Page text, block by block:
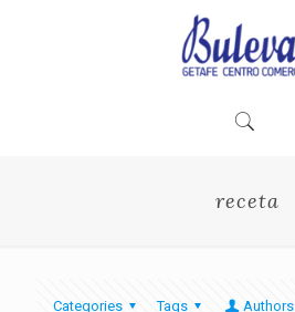
receta
Categories Tags Authors